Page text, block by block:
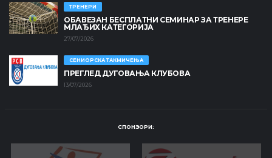
ТРЕНЕРИ
ОБАВЕЗАН БЕСПЛАТНИ СЕМИНАР ЗА ТРЕНЕРЕ
МЛАЂИХ КАТЕГОРИЈА
27/07/2026
СЕНИОРСКА ТАКМИЧЕЊА
ПРЕГЛЕД ДУГОВАЊА КЛУБОВА
13/07/2026
СПОНЗОРИ: